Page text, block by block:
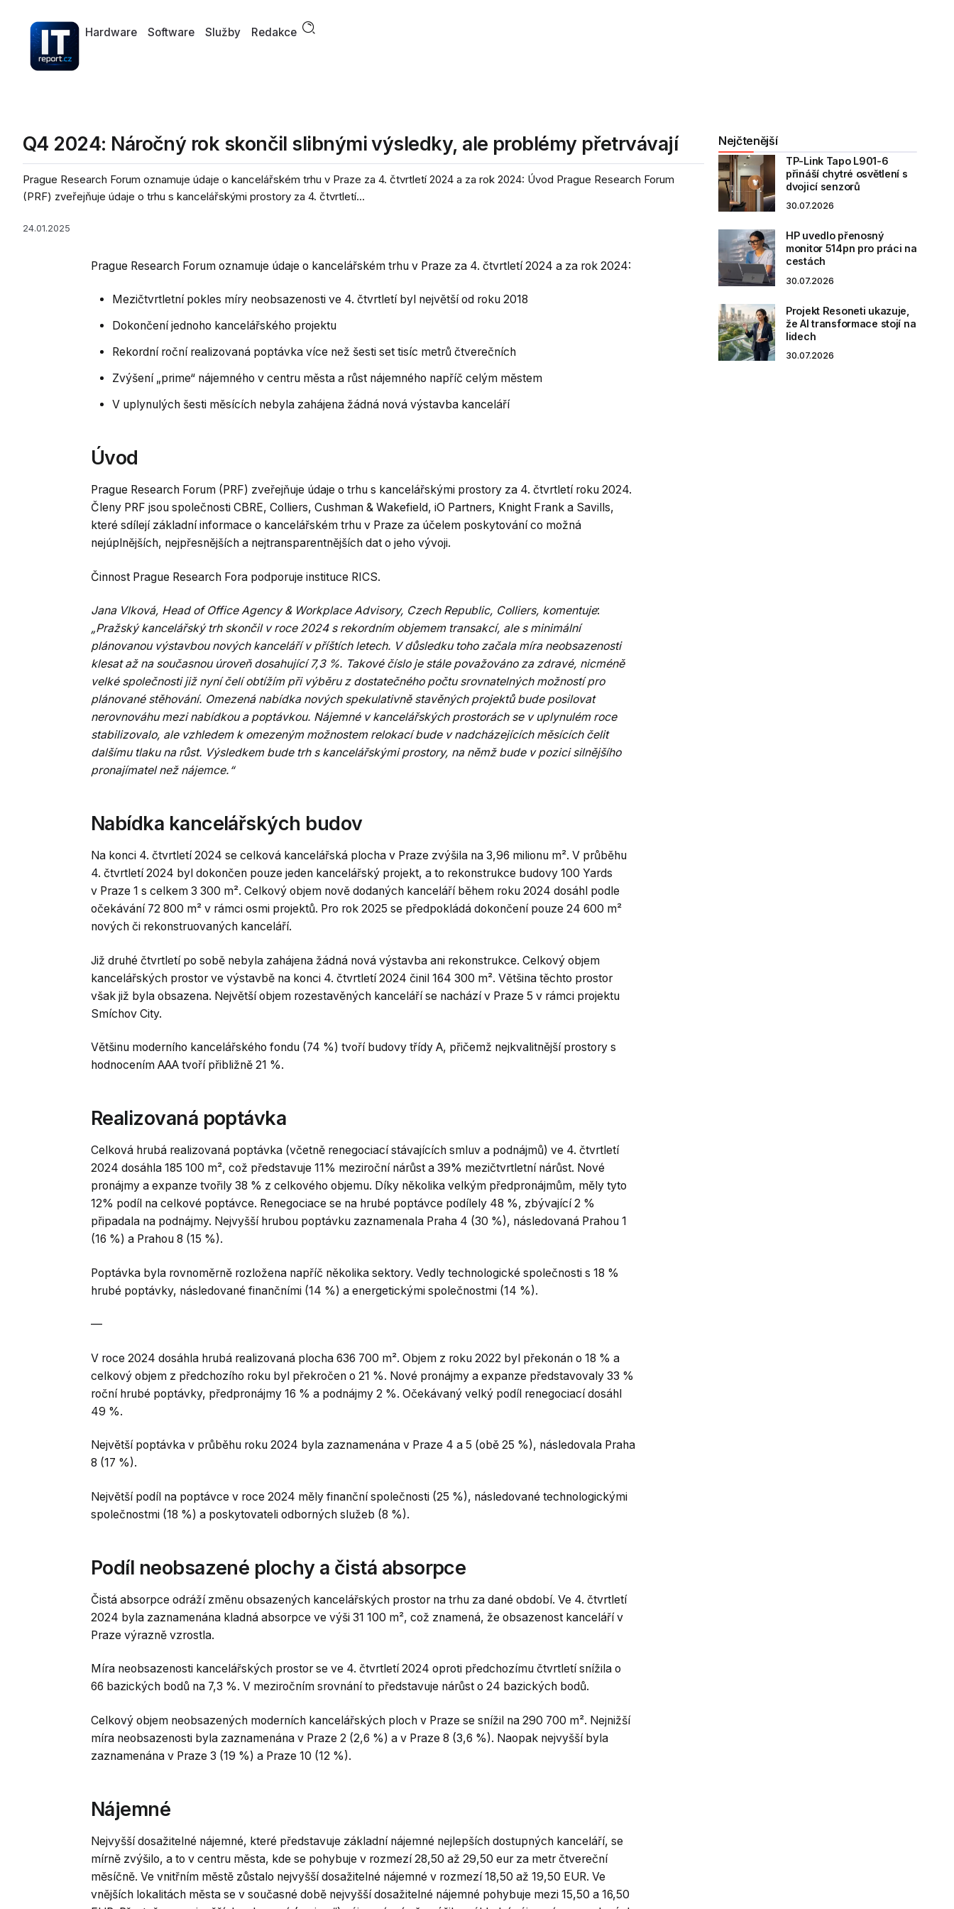
Hardware Software Služby Redakce
Q4 2024: Náročný rok skončil slibnými výsledky, ale problémy přetrvávají
Prague Research Forum oznamuje údaje o kancelářském trhu v Praze za 4. čtvrtletí 2024 a za rok 2024: Úvod Prague Research Forum
(PRF) zveřejňuje údaje o trhu s kancelářskými prostory za 4. čtvrtletí...
24.01.2025
Prague Research Forum oznamuje údaje o kancelářském trhu v Praze za 4. čtvrtletí 2024 a za rok 2024:
Mezičtvrtletní pokles míry neobsazenosti ve 4. čtvrtletí byl největší od roku 2018
Dokončení jednoho kancelářského projektu
Rekordní roční realizovaná poptávka více než šesti set tisíc metrů čtverečních
Zvýšení „prime“ nájemného v centru města a růst nájemného napříč celým městem
V uplynulých šesti měsících nebyla zahájena žádná nová výstavba kanceláří
Úvod
Prague Research Forum (PRF) zveřejňuje údaje o trhu s kancelářskými prostory za 4. čtvrtletí roku 2024.
Členy PRF jsou společnosti CBRE, Colliers, Cushman & Wakefield, iO Partners, Knight Frank a Savills,
které sdílejí základní informace o kancelářském trhu v Praze za účelem poskytování co možná
nejúplnějších, nejpřesnějších a nejtransparentnějších dat o jeho vývoji.
Činnost Prague Research Fora podporuje instituce RICS.
Jana Vlková, Head of Office Agency & Workplace Advisory, Czech Republic, Colliers, komentuje:
„Pražský kancelářský trh skončil v roce 2024 s rekordním objemem transakcí, ale s minimální
plánovanou výstavbou nových kanceláří v příštích letech. V důsledku toho začala míra neobsazenosti
klesat až na současnou úroveň dosahující 7,3 %. Takové číslo je stále považováno za zdravé, nicméně
velké společnosti již nyní čelí obtížím při výběru z dostatečného počtu srovnatelných možností pro
plánované stěhování. Omezená nabídka nových spekulativně stavěných projektů bude posilovat
nerovnováhu mezi nabídkou a poptávkou. Nájemné v kancelářských prostorách se v uplynulém roce
stabilizovalo, ale vzhledem k omezeným možnostem relokací bude v nadcházejících měsících čelit
dalšímu tlaku na růst. Výsledkem bude trh s kancelářskými prostory, na němž bude v pozici silnějšího
pronajímatel než nájemce.“
Nabídka kancelářských budov
Na konci 4. čtvrtletí 2024 se celková kancelářská plocha v Praze zvýšila na 3,96 milionu m². V průběhu
4. čtvrtletí 2024 byl dokončen pouze jeden kancelářský projekt, a to rekonstrukce budovy 100 Yards
v Praze 1 s celkem 3 300 m². Celkový objem nově dodaných kanceláří během roku 2024 dosáhl podle
očekávání 72 800 m² v rámci osmi projektů. Pro rok 2025 se předpokládá dokončení pouze 24 600 m²
nových či rekonstruovaných kanceláří.
Již druhé čtvrtletí po sobě nebyla zahájena žádná nová výstavba ani rekonstrukce. Celkový objem
kancelářských prostor ve výstavbě na konci 4. čtvrtletí 2024 činil 164 300 m². Většina těchto prostor
však již byla obsazena. Největší objem rozestavěných kanceláří se nachází v Praze 5 v rámci projektu
Smíchov City.
Většinu moderního kancelářského fondu (74 %) tvoří budovy třídy A, přičemž nejkvalitnější prostory s
hodnocením AAA tvoří přibližně 21 %.
Realizovaná poptávka
Celková hrubá realizovaná poptávka (včetně renegociací stávajících smluv a podnájmů) ve 4. čtvrtletí
2024 dosáhla 185 100 m², což představuje 11% meziroční nárůst a 39% mezičtvrtletní nárůst. Nové
pronájmy a expanze tvořily 38 % z celkového objemu. Díky několika velkým předpronájmům, měly tyto
12% podíl na celkové poptávce. Renegociace se na hrubé poptávce podílely 48 %, zbývající 2 %
připadala na podnájmy. Nejvyšší hrubou poptávku zaznamenala Praha 4 (30 %), následovaná Prahou 1
(16 %) a Prahou 8 (15 %).
Poptávka byla rovnoměrně rozložena napříč několika sektory. Vedly technologické společnosti s 18 %
hrubé poptávky, následované finančními (14 %) a energetickými společnostmi (14 %).
—
V roce 2024 dosáhla hrubá realizovaná plocha 636 700 m². Objem z roku 2022 byl překonán o 18 % a
celkový objem z předchozího roku byl překročen o 21 %. Nové pronájmy a expanze představovaly 33 %
roční hrubé poptávky, předpronájmy 16 % a podnájmy 2 %. Očekávaný velký podíl renegociací dosáhl
49 %.
Největší poptávka v průběhu roku 2024 byla zaznamenána v Praze 4 a 5 (obě 25 %), následovala Praha
8 (17 %).
Největší podíl na poptávce v roce 2024 měly finanční společnosti (25 %), následované technologickými
společnostmi (18 %) a poskytovateli odborných služeb (8 %).
Podíl neobsazené plochy a čistá absorpce
Čistá absorpce odráží změnu obsazených kancelářských prostor na trhu za dané období. Ve 4. čtvrtletí
2024 byla zaznamenána kladná absorpce ve výši 31 100 m², což znamená, že obsazenost kanceláří v
Praze výrazně vzrostla.
Míra neobsazenosti kancelářských prostor se ve 4. čtvrtletí 2024 oproti předchozímu čtvrtletí snížila o
66 bazických bodů na 7,3 %. V meziročním srovnání to představuje nárůst o 24 bazických bodů.
Celkový objem neobsazených moderních kancelářských ploch v Praze se snížil na 290 700 m². Nejnižší
míra neobsazenosti byla zaznamenána v Praze 2 (2,6 %) a v Praze 8 (3,6 %). Naopak nejvyšší byla
zaznamenána v Praze 3 (19 %) a Praze 10 (12 %).
Nájemné
Nejvyšší dosažitelné nájemné, které představuje základní nájemné nejlepších dostupných kanceláří, se
mírně zvýšilo, a to v centru města, kde se pohybuje v rozmezí 28,50 až 29,50 eur za metr čtvereční
měsíčně. Ve vnitřním městě zůstalo nejvyšší dosažitelné nájemné v rozmezí 18,50 až 19,50 EUR. Ve
vnějších lokalitách města se v současné době nejvyšší dosažitelné nájemné pohybuje mezi 15,50 a 16,50
Nejčtenější
TP-Link Tapo L901-6
přináší chytré osvětlení s
dvojicí senzorů
30.07.2026
HP uvedlo přenosný
monitor 514pn pro práci na
cestách
30.07.2026
Projekt Resoneti ukazuje,
že AI transformace stojí na
lidech
30.07.2026